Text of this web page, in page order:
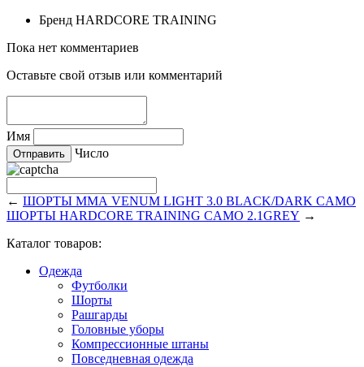
Бренд HARDCORE TRAINING
Пока нет комментариев
Оставьте свой отзыв или комментарий
Имя
Число
← ШОРТЫ ММА VENUM LIGHT 3.0 BLACK/DARK CAMO
ШОРТЫ HARDCORE TRAINING CAMO 2.1GREY →
Каталог товаров:
Одежда
Футболки
Шорты
Рашгарды
Головные уборы
Компрессионные штаны
Повседневная одежда